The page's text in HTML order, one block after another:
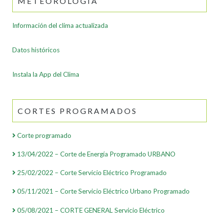
Información del clima actualizada
Datos históricos
Instala la App del Clima
CORTES PROGRAMADOS
Corte programado
13/04/2022 – Corte de Energía Programado URBANO
25/02/2022 – Corte Servicio Eléctrico Programado
05/11/2021 – Corte Servicio Eléctrico Urbano Programado
05/08/2021 – CORTE GENERAL Servicio Eléctrico